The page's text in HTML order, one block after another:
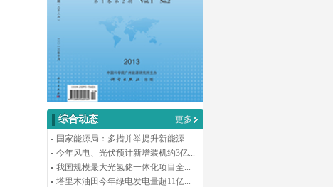
综合动态
更多
国家能源局：多措并举提升新能源...
今年风电、光伏预计新增装机约3亿...
我国规模最大光氢储一体化项目全...
塔里木油田今年绿电发电量超11亿...